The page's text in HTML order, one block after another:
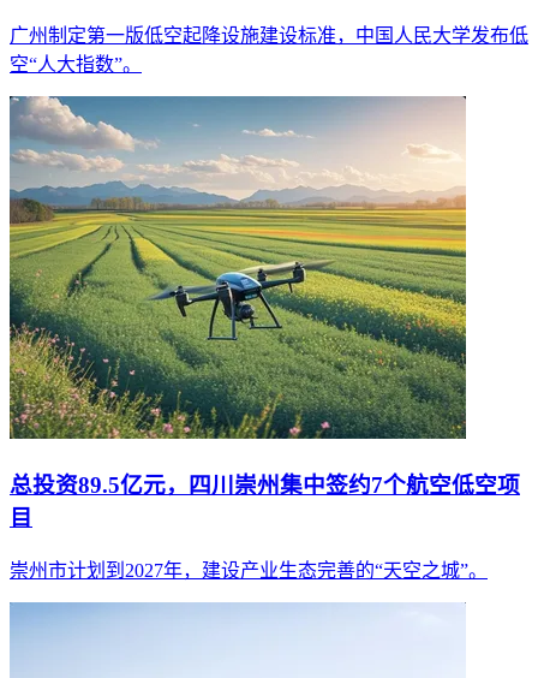
广州制定第一版低空起降设施建设标准，中国人民大学发布低
空“人大指数”。
总投资89.5亿元，四川崇州集中签约7个航空低空项
目
崇州市计划到2027年，建设产业生态完善的“天空之城”。